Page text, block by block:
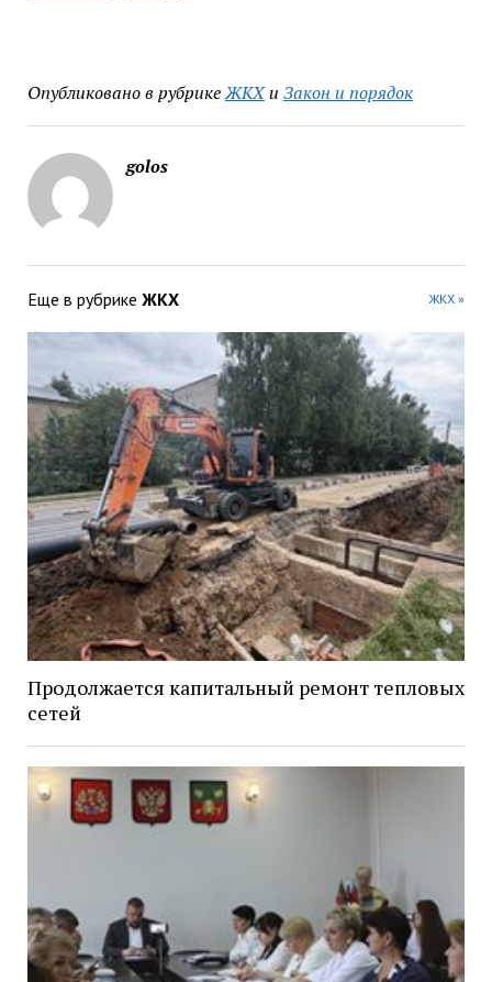
Опубликовано в рубрикеЖКХи Закон и порядок
golos
Еще в рубрике ЖКХ ЖКХ »
Продолжается капитальный ремонт тепловых
сетей